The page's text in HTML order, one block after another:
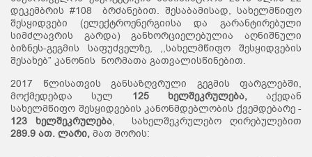
დეკემბრის #108 ბრძანებით. შესაბამისად, სახელმწიფო
შესყიდვები (ელექტროენერგიისა და გარანტირებული
სიმძლავრის გარდა) განხორციელებულია აღნიშნული
ბიზნეს-გეგმის საფუძველზე, ,,სახელმწიფო შესყიდვების
შესახებ” კანონის ნორმათა გათვალისწინებით.
2017 წლისათვის განსაზღვრული გეგმის ფარგლებში,
მოქმედებდა სულ 125 ხელშეკრულება,აქედან
სახელმწიფო შესყიდვების კანონმდებლობის ქვემდებარე -
123
ხელშეკრულება, სახელშეკრულებო ღირებულებით
289.9 ათ. ლარი, მათ შორის: